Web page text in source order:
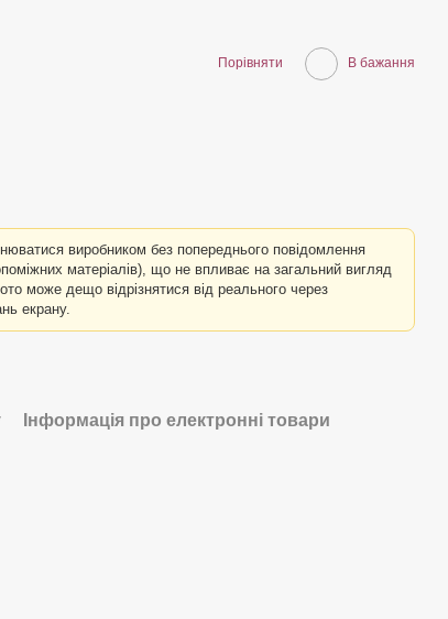
Порівняти В бажання
виробником без попереднього повідомлення
матеріалів), що не впливає на загальний вигляд
може дещо відрізнятися від реального через
екрану.
Інформація про електронні товари